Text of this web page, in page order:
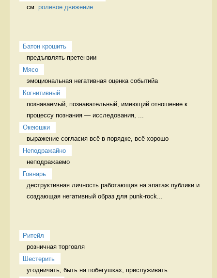
см. ролевое движение
Батон крошить
предъявлять претензии
Мясо
эмоциональная негативная оценка событийа
Когнитивный
познаваемый, познавательный, имеющий отношение к
процессу познания — исследования, ...
Океюшки
выражение согласия всё в порядке, всё хорошо
Неподражайно
неподражаемо
Говнарь
деструктивная личность работающая на эпатаж публики и
создающая негативный образ для punk-rock...
Ритейл
розничная торговля
Шестерить
угодничать, быть на побегушках, прислуживать